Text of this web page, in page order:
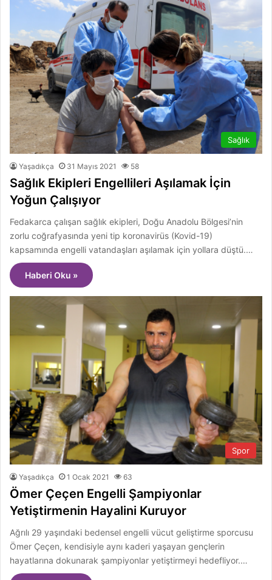
Sağlık
Yaşadıkça 31 Mayıs 2021 58
Sağlık Ekipleri Engellileri Aşılamak İçin
Yoğun Çalışıyor
Fedakarca çalışan sağlık ekipleri, Doğu Anadolu Bölgesi’nin
zorlu coğrafyasında yeni tip koronavirüs (Kovid-19)
kapsamında engelli vatandaşları aşılamak için yollara düştü.…
Haberi Oku »
Spor
Yaşadıkça 1 Ocak 2021 63
Ömer Çeçen Engelli Şampiyonlar
Yetiştirmenin Hayalini Kuruyor
Ağrılı 29 yaşındaki bedensel engelli vücut geliştirme sporcusu
Ömer Çeçen, kendisiyle aynı kaderi yaşayan gençlerin
hayatlarına dokunarak şampiyonlar yetiştirmeyi hedefliyor.…